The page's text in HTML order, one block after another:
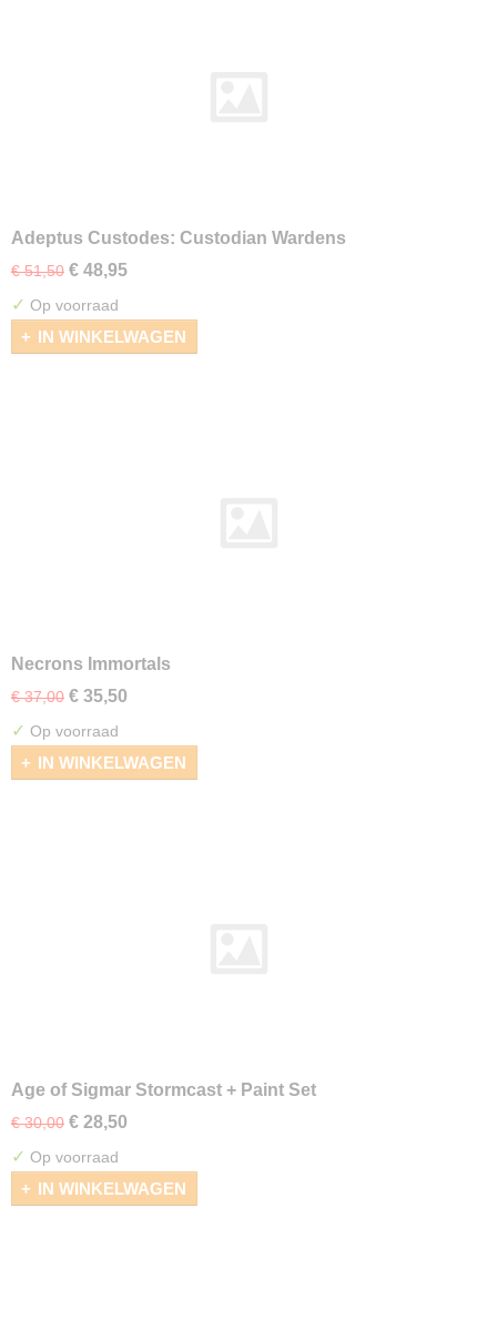
Adeptus Custodes: Custodian Wardens
€ 51,50 € 48,95
✓ Op voorraad
IN WINKELWAGEN
Necrons Immortals
€ 37,00 € 35,50
✓ Op voorraad
IN WINKELWAGEN
Age of Sigmar Stormcast + Paint Set
€ 30,00 € 28,50
✓ Op voorraad
IN WINKELWAGEN